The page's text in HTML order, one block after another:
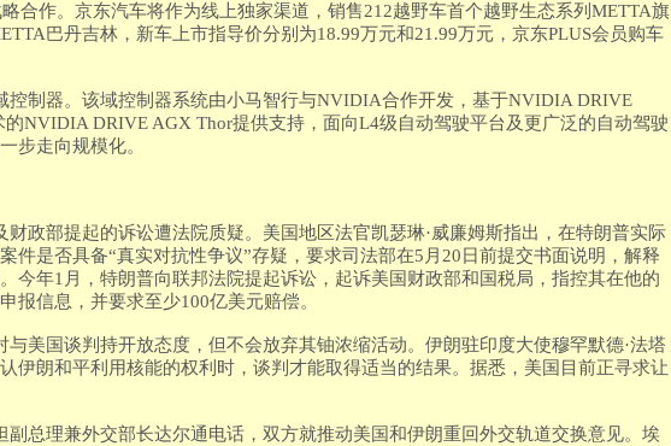
合作。京东汽车将作为线上独家渠道，销售212越野车首个越野生态系列METTA旗
巴丹吉林，新车上市指导价分别为18.99万元和21.99万元，京东PLUS会员购车
控制器。该域控制器系统由小马智行与NVIDIA合作开发，基于NVIDIA DRIVE
NVIDIA DRIVE AGX Thor提供支持，面向L4级自动驾驶平台及更广泛的自动驾驶
步走向规模化。
政部提起的诉讼遭法院质疑。美国地区法官凯瑟琳·威廉姆斯指出，在特朗普实际
件是否具备“真实对抗性争议”存疑，要求司法部在5月20日前提交书面说明，解释
今年1月，特朗普向联邦法院提起诉讼，起诉美国财政部和国税局，指控其在他的
报信息，并要求至少100亿美元赔偿。
美国谈判持开放态度，但不会放弃其铀浓缩活动。伊朗驻印度大使穆罕默德·法塔
伊朗和平利用核能的权利时，谈判才能取得适当的结果。据悉，美国目前正寻求让
总理兼外交部长达尔通电话，双方就推动美国和伊朗重回外交轨道交换意见。埃